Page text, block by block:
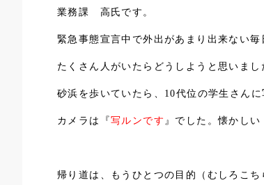
業務課 高氏です。
緊急事態宣言中で外出があまり出来ない
たくさん人がいたらどうしようと思いまし
砂浜を歩いていたら、10代位の学生さん
カメラは『 写ルンです 』でした。懐かしい
帰り道は、もうひとつの目的（むしろこ